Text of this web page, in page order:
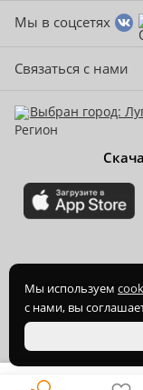
Мы используем
с нами, вы
Мы в соцсетях
Связаться с нами
Выбран город:
2015-2026© ООО